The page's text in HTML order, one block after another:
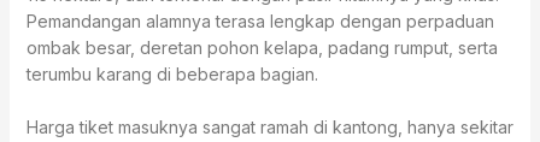
Pemandangan alamnya terasa lengkap dengan perpaduan
ombak besar, deretan pohon kelapa, padang rumput, serta
terumbu karang di beberapa bagian.
Harga tiket masuknya sangat ramah di kantong, hanya sekitar